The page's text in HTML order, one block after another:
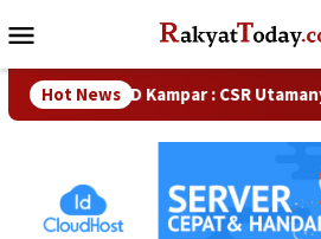
ke
Mobile
Hot News
Waka DPRD Kampar : CSR